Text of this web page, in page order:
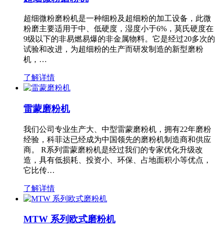
超细微粉磨粉机是一种细粉及超细粉的加工设备，此微
粉磨主要适用于中、低硬度，湿度小于6%，莫氏硬度在
9级以下的非易燃易爆的非金属物料。它是经过20多次的
试验和改进，为超细粉的生产而研发制造的新型磨粉
机，…
了解详情
雷蒙磨粉机
我们公司专业生产大、中型雷蒙磨粉机，拥有22年磨粉
经验，科菲达已经成为中国领先的磨粉机制造商和供应
商。 R系列雷蒙磨粉机是经过我们的专家优化升级改
造，具有低损耗、投资小、环保、占地面积小等优点，
它比传…
了解详情
MTW 系列欧式磨粉机